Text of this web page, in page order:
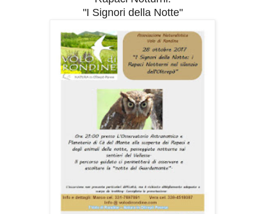
"I Signori della Notte"